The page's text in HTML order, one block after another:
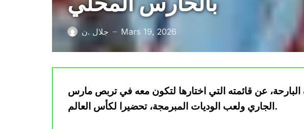
جلال .ن — Mars 19, 2026
عن قائمته التي اختارها لتكون معه في تربص مارس
الجاري ولعب الوديات المبرمجة، تحضيرا لكأس العالم.